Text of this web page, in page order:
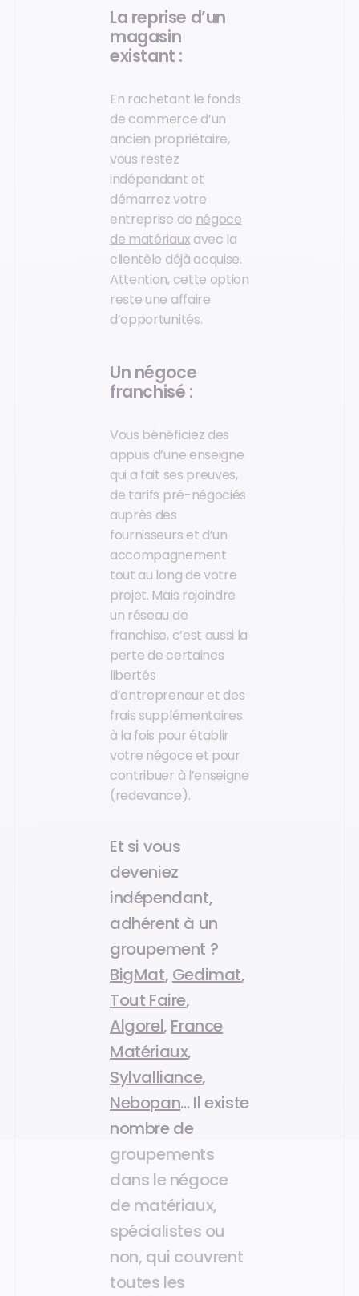
La reprise d’un
magasin
existant :
En rachetant le fonds
de commerce d’un
ancien propriétaire,
vous restez
indépendant et
démarrez votre
entreprise de négoce
de matériaux avec la
clientèle déjà acquise.
Attention, cette option
reste une affaire
d’opportunités.
Un négoce
franchisé :
Vous bénéficiez des
appuis d’une enseigne
qui a fait ses preuves,
de tarifs pré-négociés
auprès des
fournisseurs et d’un
accompagnement
tout au long de votre
projet. Mais rejoindre
un réseau de
franchise, c’est aussi la
perte de certaines
libertés
d’entrepreneur et des
frais supplémentaires
à la fois pour établir
votre négoce et pour
contribuer à l’enseigne
(redevance).
Et si vous
deveniez
indépendant,
adhérent à un
groupement ?
BigMat, Gedimat,
Tout Faire,
Algorel, France
Matériaux,
Sylvalliance,
Nebopan… Il existe
nombre de
groupements
dans le négoce
de matériaux,
spécialistes ou
non, qui couvrent
toutes les